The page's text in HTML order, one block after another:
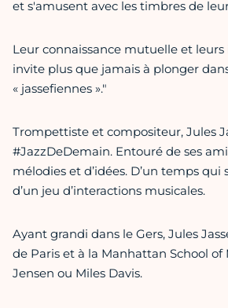
et s'amusent avec les timbres de
Leur connaissance mutuelle et
invite plus que jamais à plonger
« jassefiennes »."
Trompettiste et compositeur, Jules
#JazzDeDemain. Entouré de ses
mélodies et d’idées. D’un temps
d’un jeu d’interactions musicales.
Ayant grandi dans le Gers, Jules
de Paris et à la Manhattan School
Jensen ou Miles Davis.